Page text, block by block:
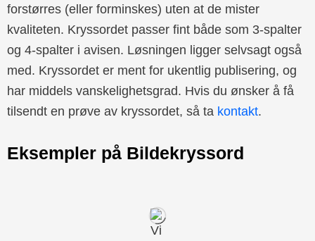
forstørres (eller forminskes) uten at de mister
kvaliteten. Kryssordet passer fint både som 3-spalter
og 4-spalter i avisen. Løsningen ligger selvsagt også
med. Kryssordet er ment for ukentlig publisering, og
har middels vanskelighetsgrad. Hvis du ønsker å få
tilsendt en prøve av kryssordet, så ta kontakt.
Eksempler på Bildekryssord